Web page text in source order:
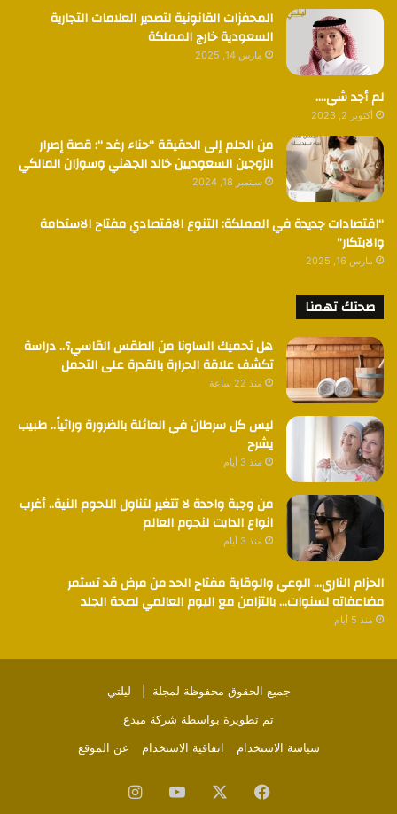
المحفزات القانونية لتصدير العلامات التجارية
السعودية خارج المملكة
مارس 14, 2025
لم أجد شي….
أكتوبر 2, 2023
من الحلم إلى الحقيقة “حناء رغد “: قصة إصرار
الزوجين السعوديين خالد الجهني وسوزان المالكي
سبتمبر 18, 2024
“اقتصادات جديدة في المملكة: التنوع الاقتصادي مفتاح الاستدامة
والابتكار”
مارس 16, 2025
صحتك تهمنا
هل تحميك الساونا من الطقس القاسي؟.. دراسة
تكشف علاقة الحرارة بالقدرة على التحمل
منذ 22 ساعة
ليس كل سرطان في العائلة بالضرورة وراثياً.. طبيب
يشرح
منذ 3 أيام
من وجبة واحدة لا تتغير لتناول اللحوم النية.. أغرب
انواع الدايت لنجوم العالم
منذ 3 أيام
الحزام الناري… الوعي والوقاية مفتاح الحد من مرض قد تستمر
مضاعفاته لسنوات… بالتزامن مع اليوم العالمي لصحة الجلد
منذ 5 أيام
جميع الحقوق محفوظة لمجلة | ليلتي
تم تطويرة بواسطة شركة مبدع
سياسة الاستخدام
اتفاقية الاستخدام عن الموقع
فيسبوك ‫YouTubeانستقرام